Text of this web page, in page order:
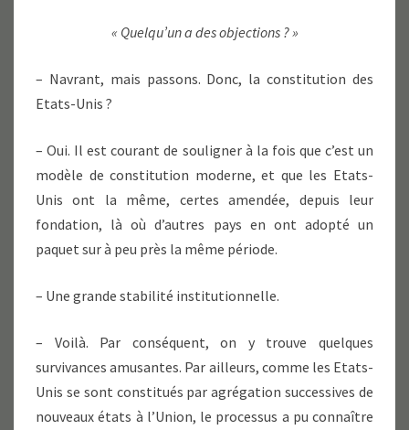
« Quelqu’un a des objections ? »
– Navrant, mais passons. Donc, la constitution des
Etats-Unis ?
– Oui. Il est courant de souligner à la fois que c’est un
modèle de constitution moderne, et que les Etats-
Unis ont la même, certes amendée, depuis leur
fondation, là où d’autres pays en ont adopté un
paquet sur à peu près la même période.
– Une grande stabilité institutionnelle.
– Voilà. Par conséquent, on y trouve quelques
survivances amusantes. Par ailleurs, comme les Etats-
Unis se sont constitués par agrégation successives de
nouveaux états à l’Union, le processus a pu connaître